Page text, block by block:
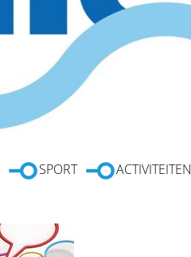
SPORT ACTIVITEITEN